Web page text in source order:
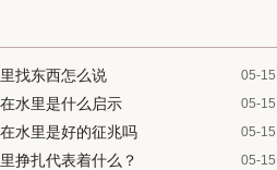
找东西怎么说 05-15
水里是什么启示 05-15
水里是好的征兆吗 05-15
挣扎代表着什么？ 05-15